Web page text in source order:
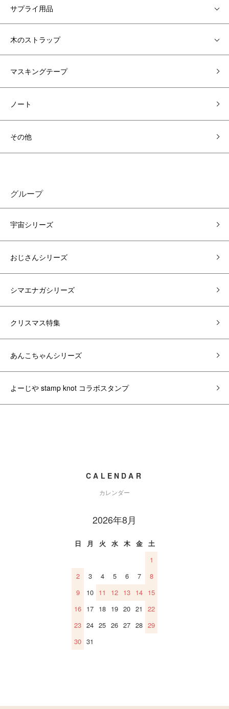
サプライ用品
木のストラップ
マスキングテープ
ノート
その他
グループ
宇宙シリーズ
おじさんシリーズ
シマエナガシリーズ
クリスマス特集
あんこちゃんシリーズ
よーじや stamp knot コラボスタンプ
CALENDAR
カレンダー
2026年8月
日 月 火 水 木 金
土
1
2
3 4 5 6 7
8
9
10 11 12 13 14 15
16 17 18 19 20 21
22
23 24 25 26 27 28 29
30 31